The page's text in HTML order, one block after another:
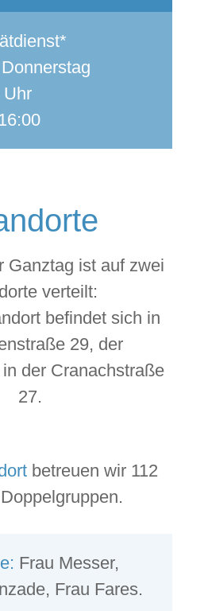
Uhr
Ganztag ist auf zwei
verteilt:
befindet sich in
29, der
der Cranachstraße
27.
betreuen wir 112
Frau Messer,
Frau Fares.